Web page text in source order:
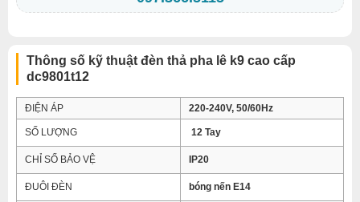
Thông số kỹ thuật đèn thả pha lê k9 cao cấp
dc9801t12
ĐIỆN ÁP 220-240V, 50/60Hz
SỐ LƯỢNG 12 Tay
CHỈ SỐ BẢO VỆ IP20
ĐUÔI ĐÈN bóng nến E14